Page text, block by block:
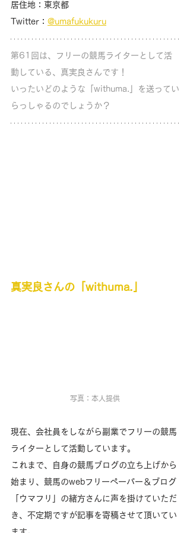
居住地：東京都
Twitter： @umafukukuru
第61回は、フリーの競馬ライターとして活
動している、真実良さんです！
いったいどのような「withuma.」を送ってい
らっしゃるのでしょうか？
真実良さんの「withuma.」
写真：本人提供
現在、会社員をしながら副業でフリーの競馬
ライターとして活動しています。
これまで、自身の競馬ブログの立ち上げから
始まり、競馬のwebフリーペーパー＆ブログ
「ウマフリ」の緒方さんに声を掛けていただ
き、不定期ですが記事を寄稿させて頂いてい